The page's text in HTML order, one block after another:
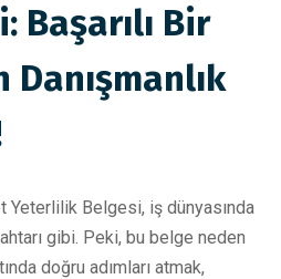
Başarılı Bir
Danışmanlık
Yeterlilik Belgesi, iş dünyasında
gibi. Peki, bu belge neden
doğru adımları atmak,